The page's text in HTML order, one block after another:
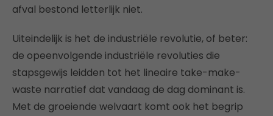
afval bestond letterlijk niet.
Uiteindelijk is het de industriële revolutie, of beter:
de opeenvolgende industriële revoluties die
stapsgewijs leidden tot het lineaire take-make-
waste narratief dat vandaag de dag dominant is.
Met de groeiende welvaart komt ook het begrip